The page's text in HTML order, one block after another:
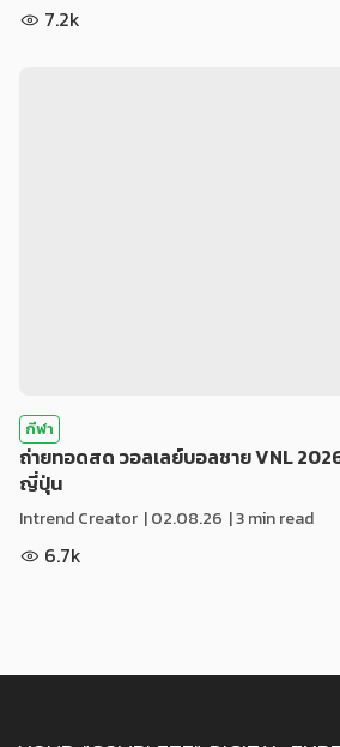
7.2k
กีฬา
ถ่ายทอดสด วอลเลย์บอลชาย VNL
ญี่ปุ่น
Intrend Creator |02.08.26 | 3 min read
6.7k